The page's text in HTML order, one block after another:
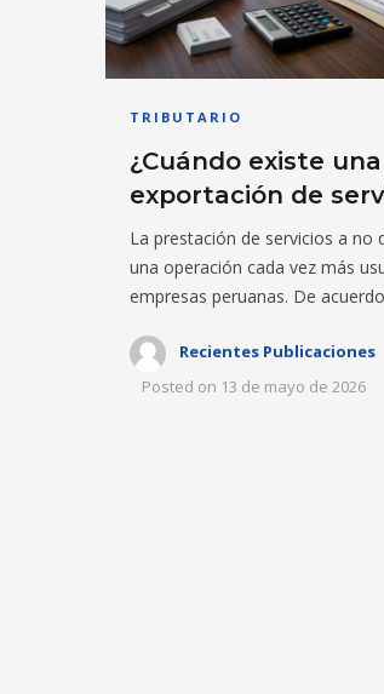
TRIBUTARIO
¿Cuándo existe una
exportación de
La prestación de servicios a no
una operación cada vez más
empresas peruanas. De
Recientes Publicaciones
Posted on 13 de mayo de 2026